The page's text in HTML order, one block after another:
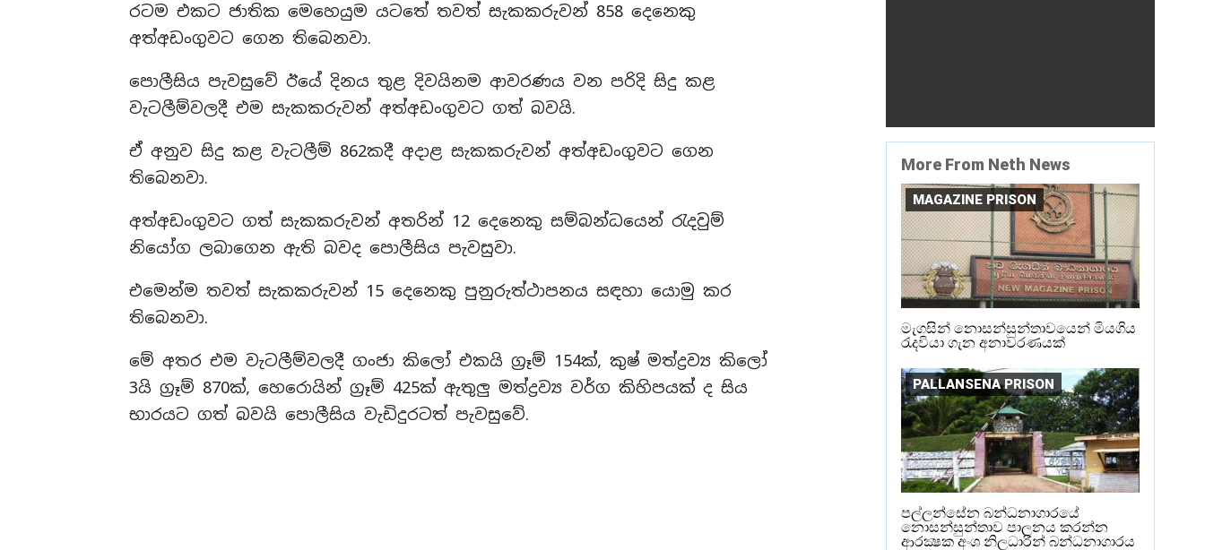
රටම එකට ජාතික මෙහෙයුම යටතේ තවත් සැකකරුවන් 858 දෙනෙකු
අත්අඩංගුවට ගෙන තිබෙනවා.
පොලීසිය පැවසුවේ ඊයේ දිනය තුළ දිවයිනම ආවරණය වන පරිදි සිදු කළ
වැටලීම්වලදී එම සැකකරුවන් අත්අඩංගුවට ගත් බවයි.
ඒ අනුව සිදු කළ වැටලීම් 862කදී අදාළ සැකකරුවන් අත්අඩංගුවට ගෙන
තිබෙනවා.
අත්අඩංගුවට ගත් සැකකරුවන් අතරින් 12 දෙනෙකු සම්බන්ධයෙන් රැදවුම්
නියෝග ලබාගෙන ඇති බවද පොලීසිය පැවසුවා.
එමෙන්ම තවත් සැකකරුවන් 15 දෙනෙකු පුනුරුත්ථාපනය සඳහා යොමු කර
තිබෙනවා.
මේ අතර එම වැටලීම්වලදී ගංජා කිලෝ එකයි ග්‍රෑම් 154ක්, කුෂ් මත්ද්‍රව්‍ය කිලෝ
3යි ග්‍රෑම් 870ක්, හෙරොයින් ග්‍රෑම් 425ක් ඇතුලු මත්ද්‍රව්‍ය වර්ග කිහිපයක් ද සිය
භාරයට ගත් බවයි පොලීසිය වැඩිදුරටත් පැවසුවේ.
More From Neth News
MAGAZINE PRISON
මැගසින් නොසන්සුන්තාවයෙන් මියගිය
රැදවියා ගැන අනාවරණයක්
PALLANSENA PRISON
පල්ලන්සේන බන්ධනාගාරයේ
නොසන්සුන්තාව පාලනය කරන්න
ආරක්‍ෂක අංශ නිලධාරීන් බන්ධනාගාරය